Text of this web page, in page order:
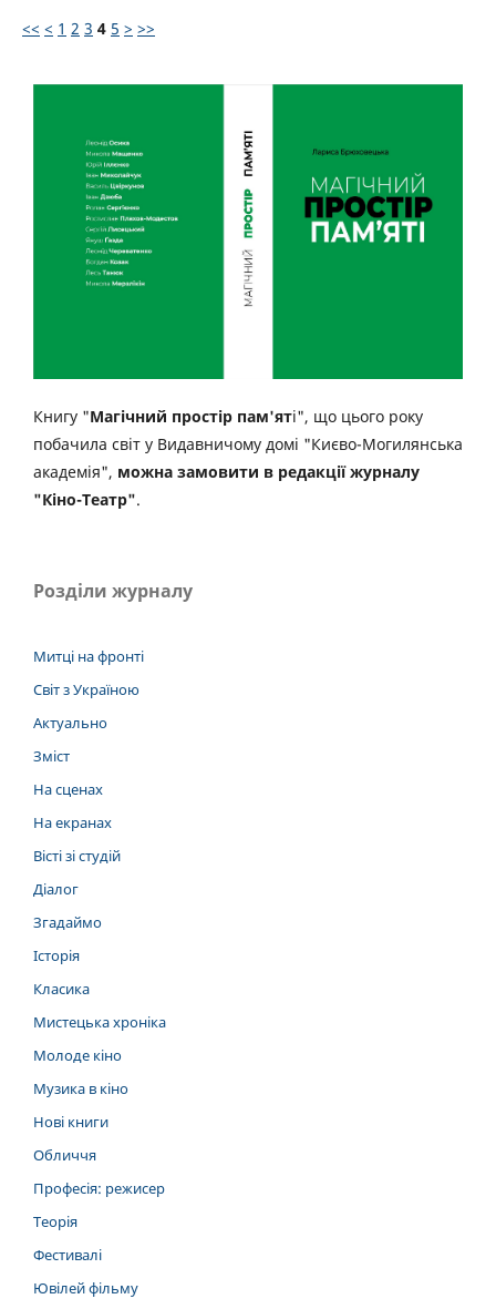
<< < 1 2 3 4 5 > >>
Книгу "Магічний простір пам'яті", що цього року
побачила світ у Видавничому домі "Києво-Могилянська
академія", можна замовити в редакції журналу
"Кіно-Театр".
Розділи журналу
Митці на фронті
Світ з Україною
Актуально
Зміст
На сценах
На екранах
Вісті зі студій
Діалог
Згадаймо
Історія
Класика
Мистецька хроніка
Молоде кіно
Музика в кіно
Нові книги
Обличчя
Професія: режисер
Теорія
Фестивалі
Ювілей фільму